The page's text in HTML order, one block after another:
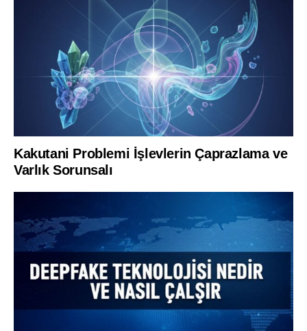
Kakutani Problemi İşlevlerin Çaprazlama ve
Varlık Sorunsalı